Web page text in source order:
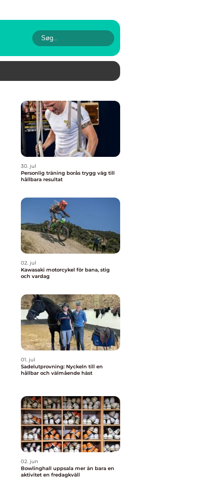
30. jul
Personlig träning borås trygg väg till
hållbara resultat
02. jul
Kawasaki motorcykel för bana, stig
och vardag
01. jul
Sadelutprovning: Nyckeln till en
hållbar och välmående häst
02. jun
Bowlinghall uppsala mer än bara en
aktivitet en fredagkväll